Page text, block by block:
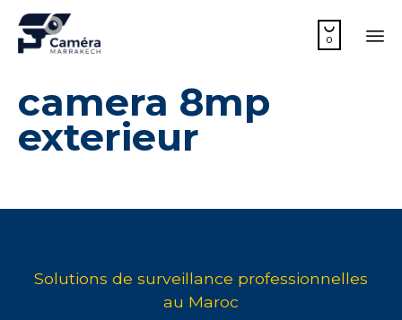

0
camera 8mp
exterieur